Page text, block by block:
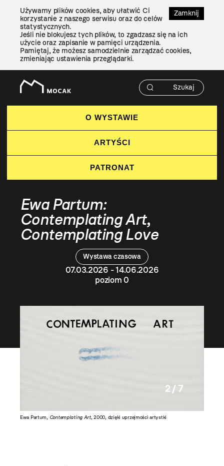
Zamknij
Używamy plików cookies, aby ułatwić Ci
korzystanie z naszego serwisu oraz do celów
statystycznych.
Jeśli nie blokujesz tych plików, to zgadzasz się na ich
użycie oraz zapisanie w pamięci urządzenia.
Pamiętaj, że możesz samodzielnie zarządzać cookies,
zmieniając ustawienia przeglądarki.
O WYSTAWIE
ARTYŚCI
PATRONAT
Wystawa czasowa
07.03.2026 - 14.06.2026
poziom 0
Ewa Partum:
Contemplating Art,
Contemplating Love
Ewa Partum, Contemplating Art, 2000, dzięki uprzejmości artystki
2 / 7